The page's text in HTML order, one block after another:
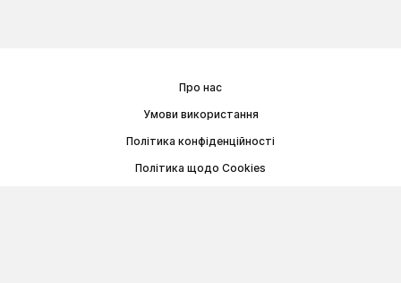
Про нас
Умови використання
Політика конфіденційності
Політика щодо Cookies